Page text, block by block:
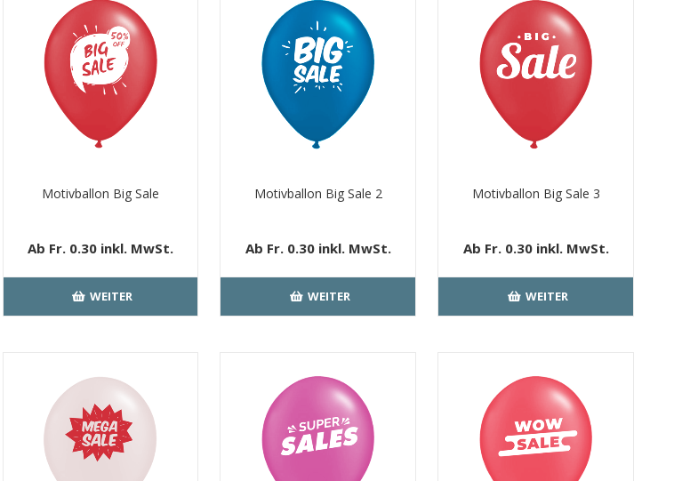
Motivballon Big Sale
Ab Fr. 0.30 inkl. MwSt.
WEITER
Motivballon Big Sale 2
Ab Fr. 0.30 inkl. MwSt.
WEITER
Motivballon Big Sale 3
Ab Fr. 0.30 inkl. MwSt.
WEITER